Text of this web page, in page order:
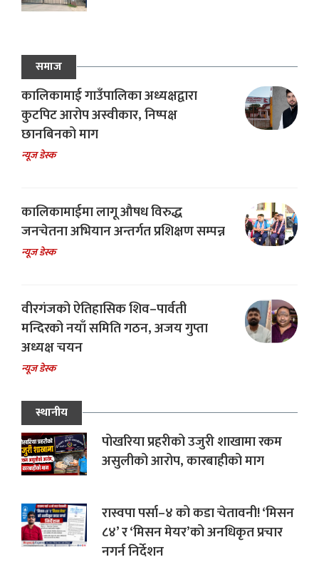
समाज
कालिकामाई गाउँपालिका अध्यक्षद्वारा
कुटपिट आरोप अस्वीकार, निष्पक्ष
छानबिनको माग
न्यूज डेस्क
कालिकामाईमा लागू औषध विरुद्ध
जनचेतना अभियान अन्तर्गत प्रशिक्षण सम्पन्न
न्यूज डेस्क
वीरगंजको ऐतिहासिक शिव–पार्वती
मन्दिरको नयाँ समिति गठन, अजय गुप्ता
अध्यक्ष चयन
न्यूज डेस्क
स्थानीय
पोखरिया प्रहरीको उजुरी शाखामा रकम
असुलीको आरोप, कारबाहीको माग
रास्वपा पर्सा–४ को कडा चेतावनी! ‘मिसन
८४’ र ‘मिसन मेयर’को अनधिकृत प्रचार
नगर्न निर्देशन